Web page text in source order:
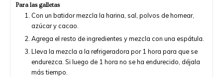
Para las galletas
Con un batidor mezcla la harina, sal, polvos de hornear,
azúcar y cacao.
Agrega el resto de ingredientes y mezcla con una espátula.
Lleva la mezcla a la refrigeradora por 1 hora para que se
endurezca. Si luego de 1 hora no se ha endurecido, déjala
más tiempo.